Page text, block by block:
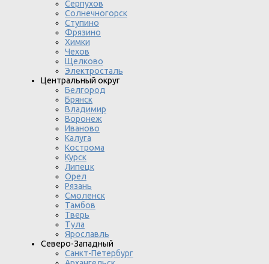
Серпухов
Солнечногорск
Ступино
Фрязино
Химки
Чехов
Щелково
Электросталь
Центральный округ
Белгород
Брянск
Владимир
Воронеж
Иваново
Калуга
Кострома
Курск
Липецк
Орел
Рязань
Смоленск
Тамбов
Тверь
Тула
Ярославль
Северо-Западный
Санкт-Петербург